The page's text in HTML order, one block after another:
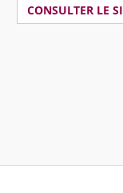
CONSULTER LE